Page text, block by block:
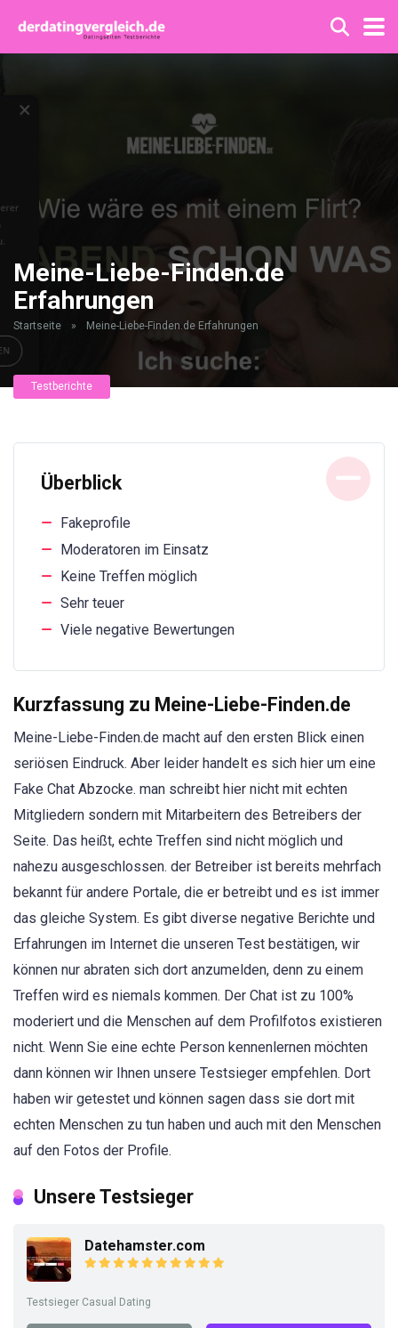
Meine-Liebe-Finden.de
Erfahrungen
Startseite » Meine-Liebe-Finden.de Erfahrungen
Testberichte
Überblick
Fakeprofile
Moderatoren im Einsatz
Keine Treffen möglich
Sehr teuer
Viele negative Bewertungen
Kurzfassung zu Meine-Liebe-Finden.de
Meine-Liebe-Finden.de macht auf den ersten Blick einen
seriösen Eindruck. Aber leider handelt es sich hier um eine
Fake Chat Abzocke. man schreibt hier nicht mit echten
Mitgliedern sondern mit Mitarbeitern des Betreibers der
Seite. Das heißt, echte Treffen sind nicht möglich und
nahezu ausgeschlossen. der Betreiber ist bereits mehrfach
bekannt für andere Portale, die er betreibt und es ist immer
das gleiche System. Es gibt diverse negative Berichte und
Erfahrungen im Internet die unseren Test bestätigen, wir
können nur abraten sich dort anzumelden, denn zu einem
Treffen wird es niemals kommen. Der Chat ist zu 100%
moderiert und die Menschen auf dem Profilfotos existieren
nicht. Wenn Sie eine echte Person kennenlernen möchten
dann können wir Ihnen unsere Testsieger empfehlen. Dort
haben wir getestet und können sagen dass sie dort mit
echten Menschen zu tun haben und auch mit den Menschen
auf den Fotos der Profile.
Unsere Testsieger
Datehamster.com
Testsieger Casual Dating